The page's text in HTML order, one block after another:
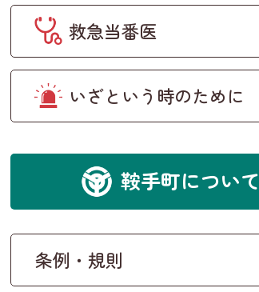
救急当番医
いざという時のために
鞍手町について
条例・規則